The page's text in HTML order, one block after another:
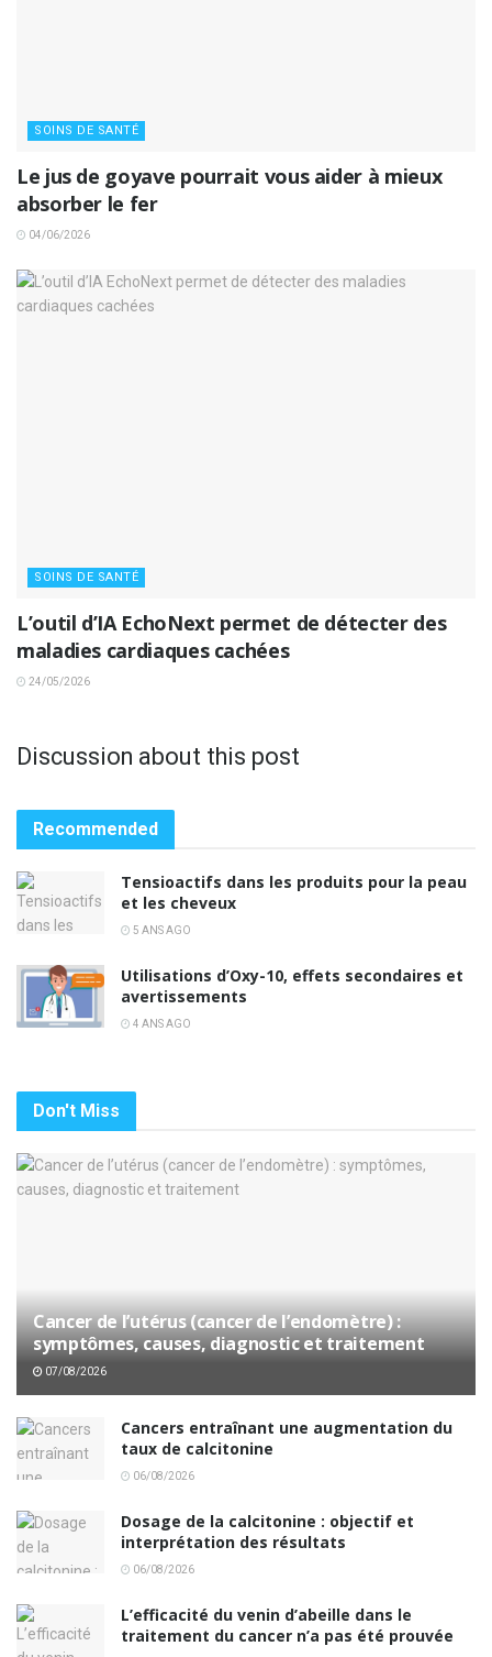
SOINS DE SANTÉ
Le jus de goyave pourrait vous aider à mieux
absorber le fer
04/06/2026
SOINS DE SANTÉ
L’outil d’IA EchoNext permet de détecter des
maladies cardiaques cachées
24/05/2026
Discussion about this post
Recommended
Tensioactifs dans les produits pour la peau
et les cheveux
5 ANS AGO
Utilisations d’Oxy-10, effets secondaires et
avertissements
4 ANS AGO
Don't Miss
Cancer de l’utérus (cancer de l’endomètre) :
symptômes, causes, diagnostic et traitement
07/08/2026
Cancers entraînant une augmentation du
taux de calcitonine
06/08/2026
Dosage de la calcitonine : objectif et
interprétation des résultats
06/08/2026
L’efficacité du venin d’abeille dans le
traitement du cancer n’a pas été prouvée